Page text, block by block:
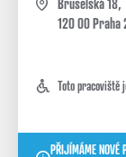
zdravotnický
Bruselská 18,
120 00 Praha
Toto pracoviště
PŘIJÍMÁME NOVÉ